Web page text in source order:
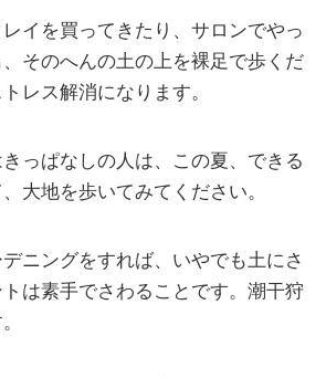
イを買ってきたり、サロンでやっ
そのへんの土の上を裸足で歩くだ
レス解消になります。
っぱなしの人は、この夏、できる
大地を歩いてみてください。
ニングをすれば、いやでも土にさ
は素手でさわることです。潮干狩